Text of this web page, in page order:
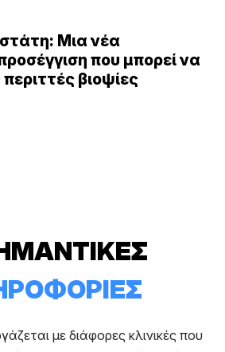
Μια νέα
που μπορεί να
περιττές βιοψίες
με διάφορες κλινικές που